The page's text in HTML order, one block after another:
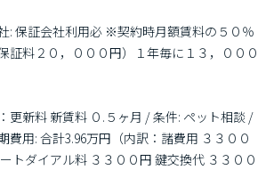
: 保証会社利用必 ※契約時月額賃料の５０％
保証料２０，０００円）１年毎に１３，０００
更新料 新賃料 ０.５ヶ月 / 条件: ペット相談 /
費用: 合計3.96万円（内訳：諸費用 ３３００
トダイアル料 ３３００円 鍵交換代 ３３００